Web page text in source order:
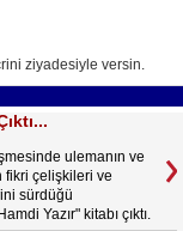
ziyadesiyle versin.
ulemanın ve
fikri çelişkileri ve
sürdüğü
Yazır" kitabı çıktı.